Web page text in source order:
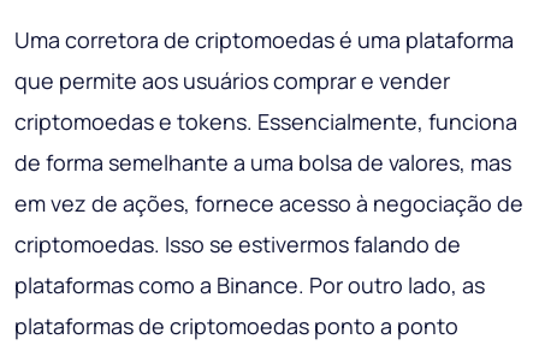
Uma corretora de criptomoedas é uma plataforma
que permite aos usuários comprar e vender
criptomoedas e tokens. Essencialmente, funciona
de forma semelhante a uma bolsa de valores, mas
em vez de ações, fornece acesso à negociação de
criptomoedas. Isso se estivermos falando de
plataformas como a Binance. Por outro lado, as
plataformas de criptomoedas ponto a ponto